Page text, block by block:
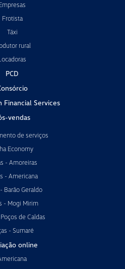
Frotista
Táxi
rural
PCD
Financial Services
vendas
de serviços
Economy
- Amoreiras
- Americana
Barão Geraldo
- Mogi Mirim
de Caldas
- Sumaré
online